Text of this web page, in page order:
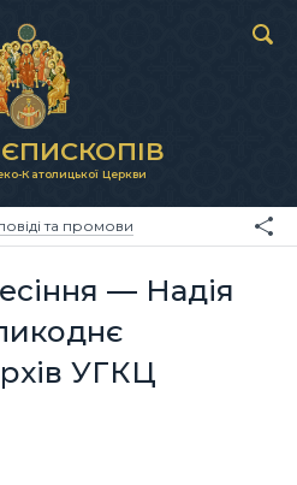
Католицької Церкви
та промови
— Надія
УГКЦ